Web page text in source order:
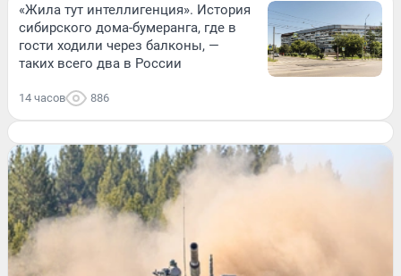
«Жила тут интеллигенция». История
сибирского дома-бумеранга, где в
гости ходили через балконы, —
таких всего два в России
14 часов 886